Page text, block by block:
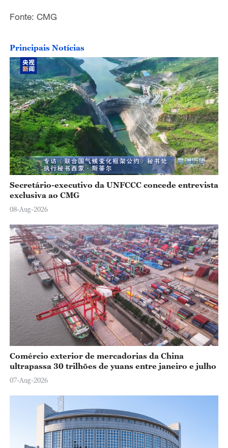
Fonte: CMG
Principais Notícias
Secretário-executivo da UNFCCC concede entrevista
exclusiva ao CMG
08-Aug-2026
Comércio exterior de mercadorias da China
ultrapassa 30 trilhões de yuans entre janeiro e julho
07-Aug-2026